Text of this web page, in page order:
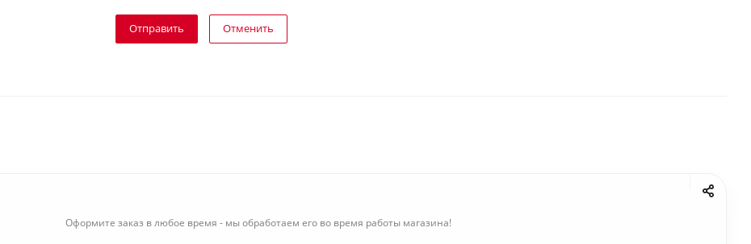
Отправить Отменить
Оформите заказ в любое время - мы обработаем его во время работы магазина!